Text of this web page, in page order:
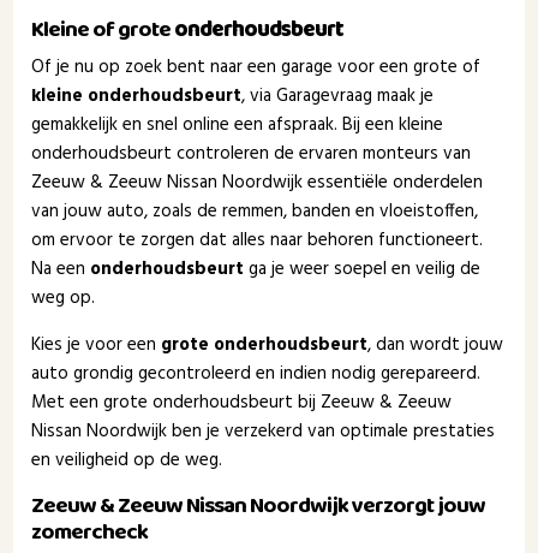
Kleine of groteonderhoudsbeurt
Of je nu op zoek bent naar een garage voor een grote of
kleine onderhoudsbeurt, via Garagevraag maak je
gemakkelijk en snel online een afspraak. Bij een kleine
onderhoudsbeurt controleren de ervaren monteurs van
Zeeuw & Zeeuw Nissan Noordwijk essentiële onderdelen
van jouw auto, zoals de remmen, banden en vloeistoffen,
om ervoor te zorgen dat alles naar behoren functioneert.
Na een onderhoudsbeurt ga je weer soepel en veilig de
weg op.
Kies je voor een grote onderhoudsbeurt, dan wordt jouw
auto grondig gecontroleerd en indien nodig gerepareerd.
Met een grote onderhoudsbeurt bij Zeeuw & Zeeuw
Nissan Noordwijk ben je verzekerd van optimale prestaties
en veiligheid op de weg.
Zeeuw & Zeeuw Nissan Noordwijk verzorgt jouw
zomercheck